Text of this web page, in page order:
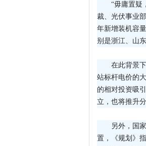
“毋庸置疑
裁、光伏事业
年新增装机容
别是浙江、山
在此背景
站标杆电价的
的相对投资吸
立，也将推升
另外，国
置，《规划》